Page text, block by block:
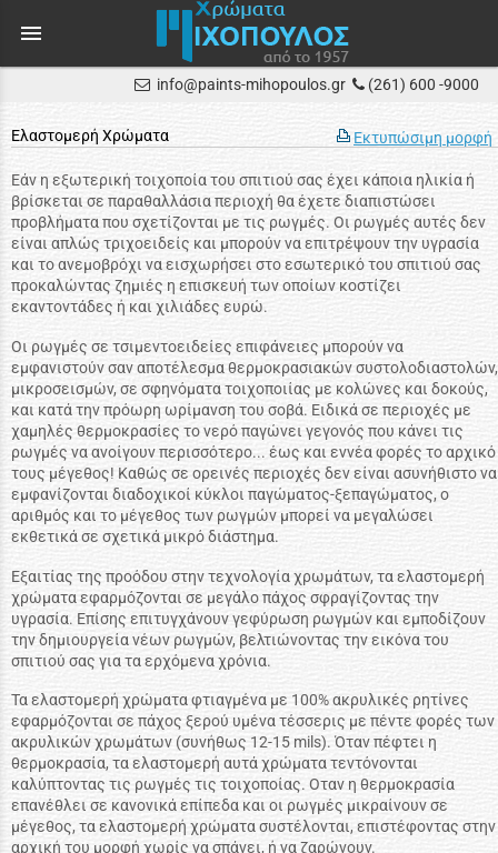
menu
info@paints-mihopoulos.gr (261) 600 -9000
Εκτυπώσιμη μορφή
Ελαστομερή Χρώματα
Εάν η εξωτερική τοιχοποία του σπιτιού σας έχει κάποια ηλικία ή
βρίσκεται σε παραθαλλάσια περιοχή θα έχετε διαπιστώσει
προβλήματα που σχετίζονται με τις ρωγμές. Οι ρωγμές αυτές δεν
είναι απλώς τριχοειδείς και μπορούν να επιτρέψουν την υγρασία
και το ανεμοβρόχι να εισχωρήσει στο εσωτερικό του σπιτιού σας
προκαλώντας ζημιές η επισκευή των οποίων κοστίζει
εκαντοντάδες ή και χιλιάδες ευρώ.
Οι ρωγμές σε τσιμεντοειδείες επιφάνειες μπορούν να
εμφανιστούν σαν αποτέλεσμα θερμοκρασιακών συστολοδιαστολών,
μικροσεισμών, σε σφηνόματα τοιχοποιίας με κολώνες και δοκούς,
και κατά την πρόωρη ωρίμανση του σοβά. Ειδικά σε περιοχές με
χαμηλές θερμοκρασίες το νερό παγώνει γεγονός που κάνει τις
ρωγμές να ανοίγουν περισσότερο... έως και εννέα φορές το αρχικό
τους μέγεθος! Καθώς σε ορεινές περιοχές δεν είναι ασυνήθιστο να
εμφανίζονται διαδοχικοί κύκλοι παγώματος-ξεπαγώματος, ο
αριθμός και το μέγεθος των ρωγμών μπορεί να μεγαλώσει
εκθετικά σε σχετικά μικρό διάστημα.
Εξαιτίας της προόδου στην τεχνολογία χρωμάτων, τα ελαστομερή
χρώματα εφαρμόζονται σε μεγάλο πάχος σφραγίζοντας την
υγρασία. Επίσης επιτυγχάνουν γεφύρωση ρωγμών και εμποδίζουν
την δημιουργεία νέων ρωγμών, βελτιώνοντας την εικόνα του
σπιτιού σας για τα ερχόμενα χρόνια.
Τα ελαστομερή χρώματα φτιαγμένα με 100% ακρυλικές ρητίνες
εφαρμόζονται σε πάχος ξερού υμένα τέσσερις με πέντε φορές των
ακρυλικών χρωμάτων (συνήθως 12-15 mils). Όταν πέφτει η
θερμοκρασία, τα ελαστομερή αυτά χρώματα τεντόνονται
καλύπτοντας τις ρωγμές τις τοιχοποίας. Οταν η θερμοκρασία
επανέθλει σε κανονικά επίπεδα και οι ρωγμές μικραίνουν σε
μέγεθος, τα ελαστομερή χρώματα συστέλονται, επιστέφοντας στην
αρχική του μορφή χωρίς να σπάνει, ή να ζαρώνουν.